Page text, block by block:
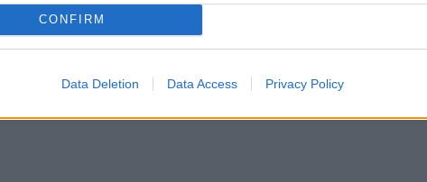
CONFIRM
Data Deletion Data Access Privacy Policy